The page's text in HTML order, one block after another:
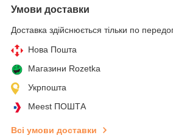
Умови доставки
Доставка здійснюється тільки по
Нова Пошта
Магазини Rozetka
Укрпошта
Meest ПОШТА
Всі умови доставки